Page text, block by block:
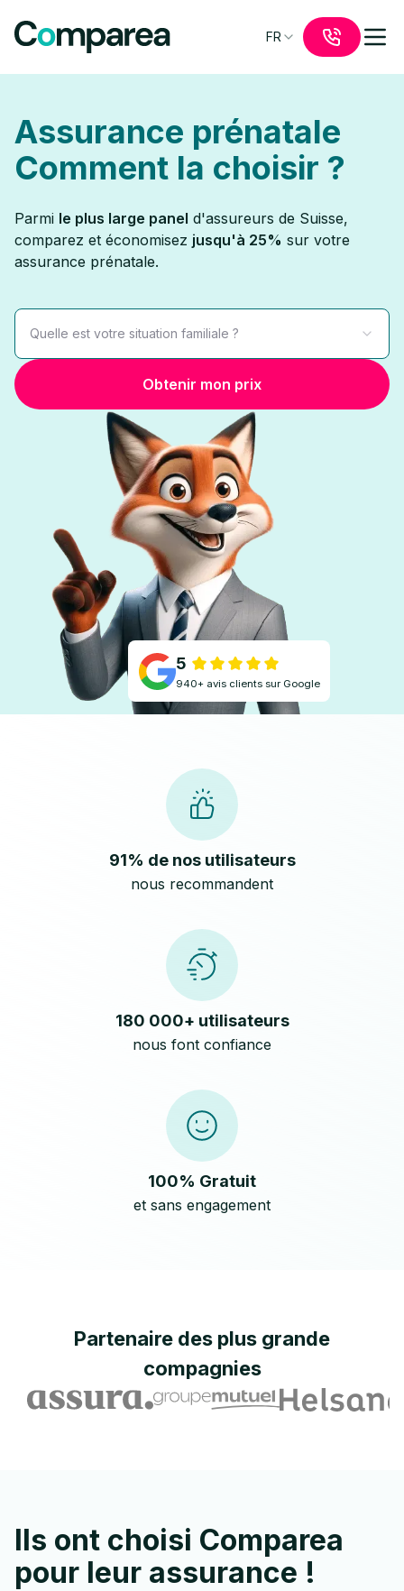
FR
Assurance prénatale
Comment la choisir ?
Parmi le plus large panel d'assureurs de Suisse,
comparez et économisez jusqu'à 25% sur votre
assurance prénatale.
Quelle est votre situation familiale ?
Obtenir mon prix
5
940+ avis clients sur Google
91% de nos utilisateurs
nous recommandent
180 000+ utilisateurs
nous font confiance
100% Gratuit
et sans engagement
Partenaire des plus grande
compagnies
Ils ont choisi Comparea
pour leur assurance !